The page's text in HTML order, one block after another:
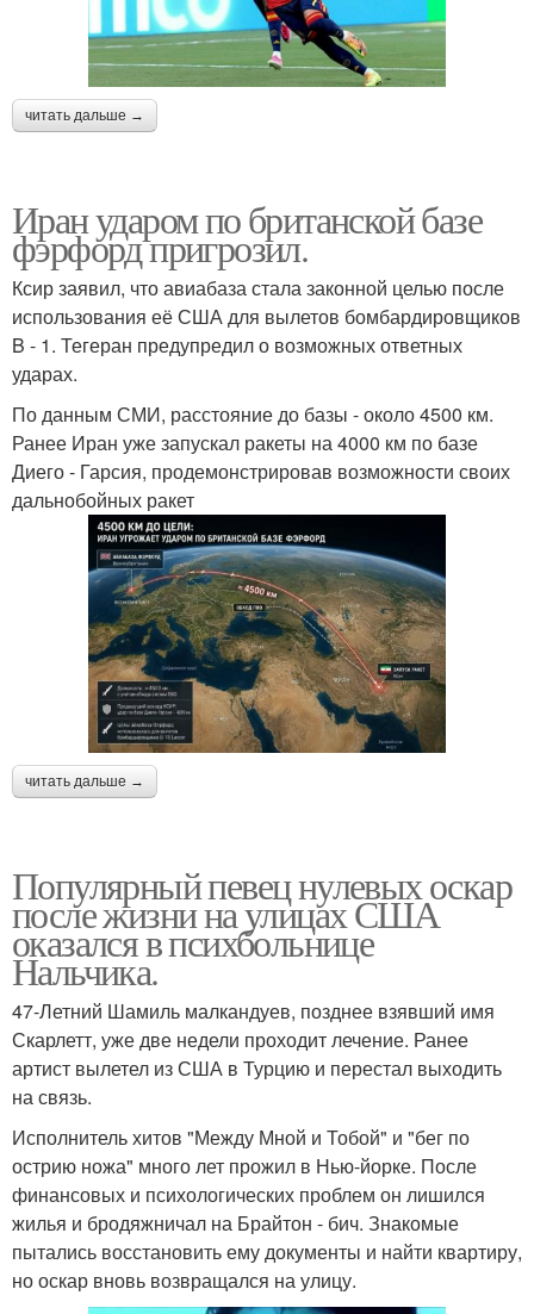
читать дальше →
Иран ударом по британской базе
фэрфорд пригрозил.
Ксир заявил, что авиабаза стала законной целью после
использования её США для вылетов бомбардировщиков
B - 1. Тегеран предупредил о возможных ответных
ударах.
По данным СМИ, расстояние до базы - около 4500 км.
Ранее Иран уже запускал ракеты на 4000 км по базе
Диего - Гарсия, продемонстрировав возможности своих
дальнобойных ракет
читать дальше →
Популярный певец нулевых оскар
после жизни на улицах США
оказался в психбольнице
Нальчика.
47-Летний Шамиль малкандуев, позднее взявший имя
Скарлетт, уже две недели проходит лечение. Ранее
артист вылетел из США в Турцию и перестал выходить
на связь.
Исполнитель хитов "Между Мной и Тобой" и "бег по
острию ножа" много лет прожил в Нью-йорке. После
финансовых и психологических проблем он лишился
жилья и бродяжничал на Брайтон - бич. Знакомые
пытались восстановить ему документы и найти квартиру,
но оскар вновь возвращался на улицу.